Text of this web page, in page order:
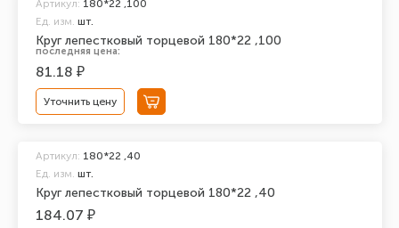
Круг лепестковый торцевой 180*22 ,100
Артикул: 180*22 ,100
Ед. изм. шт.
последняя цена:
81.18 ₽
Уточнить цену
Круг лепестковый торцевой 180*22 ,40
Артикул: 180*22 ,40
Ед. изм. шт.
184.07 ₽